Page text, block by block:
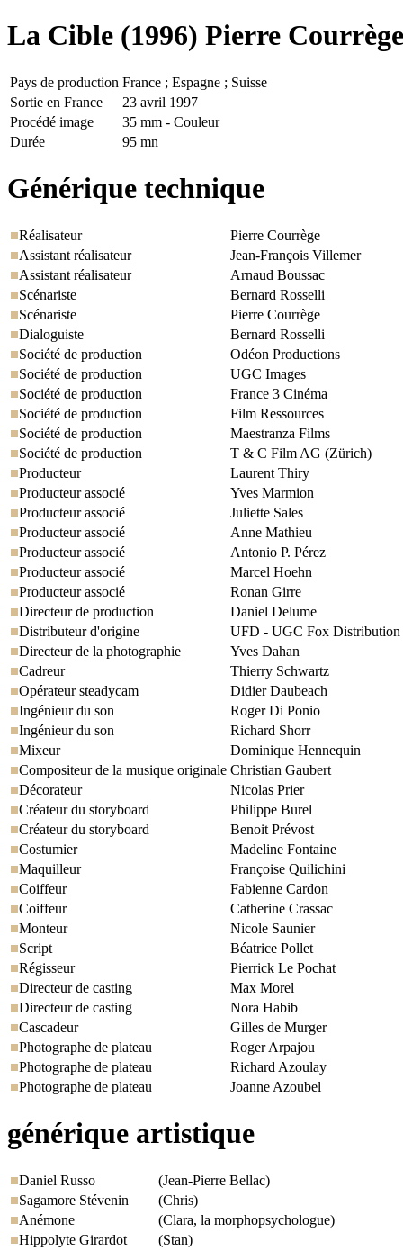
La Cible (1996) Pierre Courrège
Pays de production France ; Espagne ; Suisse
Sortie en France
23 avril 1997
Procédé image
35 mm - Couleur
Durée
95 mn
Générique technique
Réalisateur
Pierre Courrège
Assistant réalisateur
Jean-François Villemer
Assistant réalisateur
Arnaud Boussac
Scénariste
Bernard Rosselli
Scénariste
Pierre Courrège
Dialoguiste
Bernard Rosselli
Société de production
Odéon Productions
Société de production
UGC Images
Société de production
France 3 Cinéma
Société de production
Film Ressources
Société de production
Maestranza Films
Société de production
T & C Film AG (Zürich)
Producteur
Laurent Thiry
Producteur associé
Yves Marmion
Producteur associé
Juliette Sales
Producteur associé
Anne Mathieu
Producteur associé
Antonio P. Pérez
Producteur associé
Marcel Hoehn
Producteur associé
Ronan Girre
Directeur de production
Daniel Delume
Distributeur d'origine
UFD - UGC Fox Distribution
Directeur de la photographie
Yves Dahan
Cadreur
Thierry Schwartz
Opérateur steadycam
Didier Daubeach
Ingénieur du son
Roger Di Ponio
Ingénieur du son
Richard Shorr
Mixeur
Dominique Hennequin
Compositeur de la musique originale Christian Gaubert
Décorateur
Nicolas Prier
Créateur du storyboard
Philippe Burel
Créateur du storyboard
Benoit Prévost
Costumier
Madeline Fontaine
Maquilleur
Françoise Quilichini
Coiffeur
Fabienne Cardon
Coiffeur
Catherine Crassac
Monteur
Nicole Saunier
Script
Béatrice Pollet
Régisseur
Pierrick Le Pochat
Directeur de casting
Max Morel
Directeur de casting
Nora Habib
Cascadeur
Gilles de Murger
Photographe de plateau
Roger Arpajou
Photographe de plateau
Richard Azoulay
Photographe de plateau
Joanne Azoubel
générique artistique
Daniel Russo
(Jean-Pierre Bellac)
Sagamore Stévenin
(Chris)
Anémone
(Clara, la morphopsychologue)
Hippolyte Girardot
(Stan)